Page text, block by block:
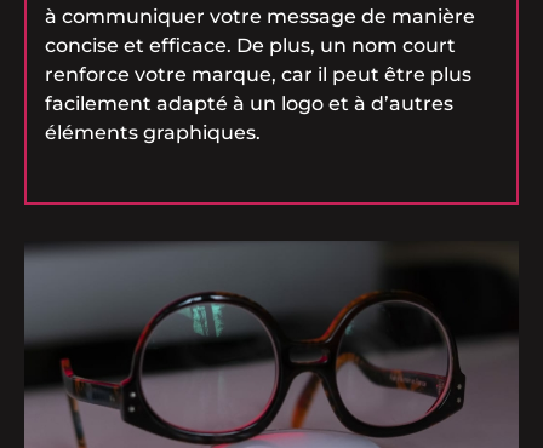
à communiquer votre message de manière
concise et efficace. De plus, un nom court
renforce votre marque, car il peut être plus
facilement adapté à un logo et à d’autres
éléments graphiques.